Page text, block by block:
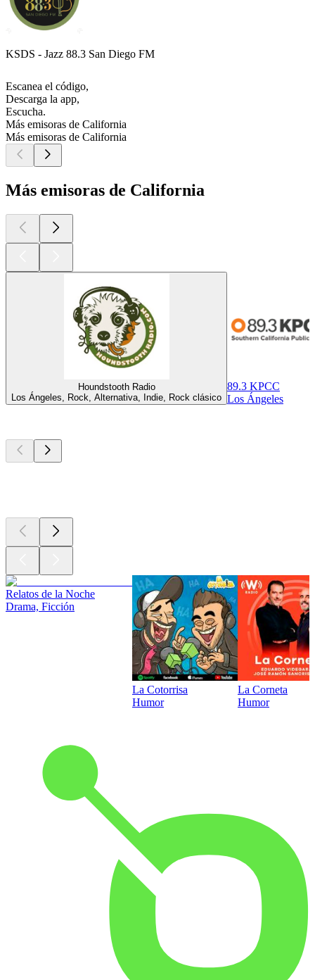
KSDS - Jazz 88.3 San Diego FM
Escanea el código,
Descarga la app,
Escucha.
Más emisoras de California
Más emisoras de California
Más emisoras de California
Houndstooth Radio
Los Ángeles, Rock, Alternativa, Indie, Rock clásico
89.3 KPCC
Los Ángeles
Relatos de la Noche
Drama, Ficción
La Cotorrisa
Humor
La Corneta
Humor